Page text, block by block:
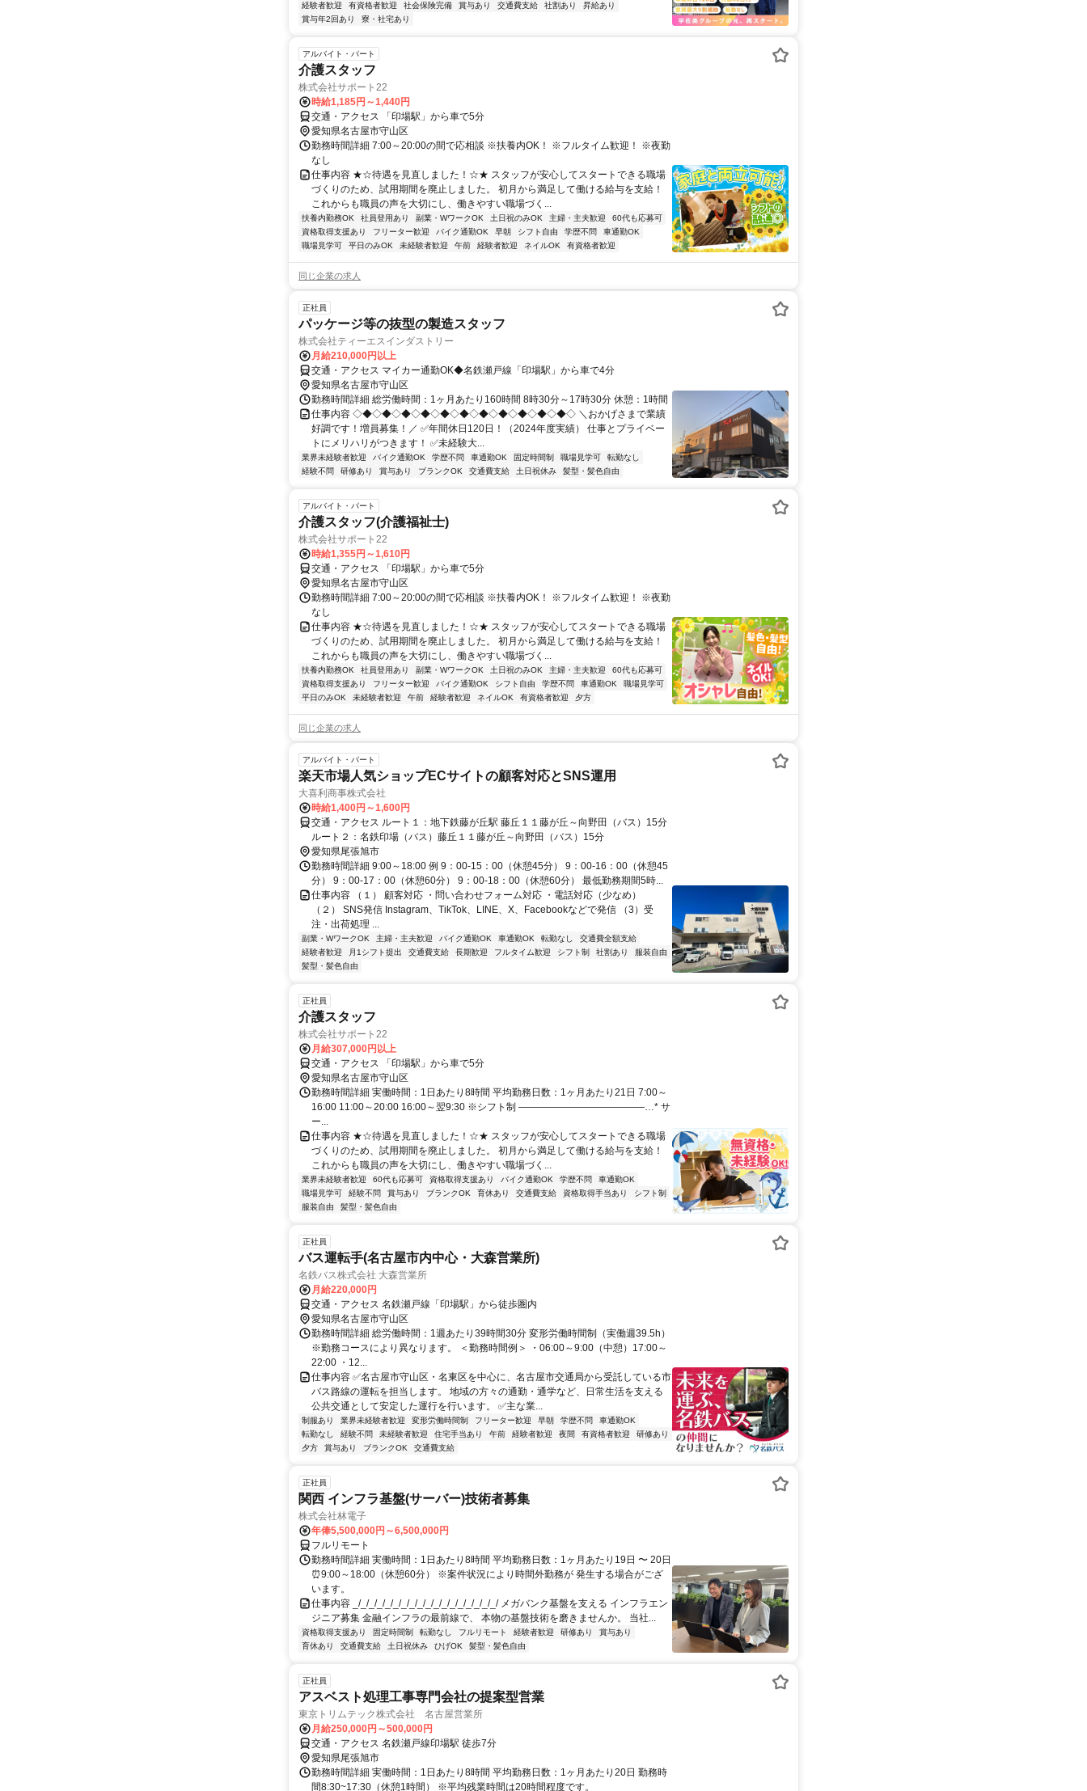
経験者歓迎
有資格者歓迎 社会保険完備 賞与あり 交通費支給 社割あり
昇給あり
賞与年2回あり
寮・社宅あり
アルバイト・パート
介護スタッフ
株式会社サポート22
時給1,185円～1,440円
交通・アクセス 「印場駅」から車で5分
愛知県名古屋市守山区
勤務時間詳細 7:00～20:00の間で応相談 ※扶養内OK！ ※フルタイム歓迎！ ※夜勤
なし
仕事内容 ★☆待遇を見直しました！☆★ スタッフが安心してスタートできる職場
づくりのため、試用期間を廃止しました。 初月から満足して働ける給与を支給！
これからも職員の声を大切にし、働きやすい職場づく...
扶養内勤務OK 社員登用あり 副業・WワークOK 土日祝のみOK 主婦・主夫歓迎
60代も応募可
資格取得支援あり
フリーター歓迎 バイク通勤OK 早朝 シフト自由 学歴不問
車通勤OK
職場見学可
平日のみOK 未経験者歓迎 午前 経験者歓迎 ネイルOK 有資格者歓迎
同じ企業の求人
正社員
パッケージ等の抜型の製造スタッフ
株式会社ティーエスインダストリー
月給210,000円以上
交通・アクセス マイカー通勤OK◆名鉄瀬戸線「印場駅」から車で4分
愛知県名古屋市守山区
勤務時間詳細 総労働時間：1ヶ月あたり160時間 8時30分～17時30分 休憩：1時間
仕事内容 ◇◆◇◆◇◆◇◆◇◆◇◆◇◆◇◆◇◆◇◆◇◆◇ ＼おかげさまで業績
好調です！増員募集！／ ✅年間休日120日！（2024年度実績） 仕事とプライベー
トにメリハリがつきます！ ✅未経験大...
業界未経験者歓迎 バイク通勤OK 学歴不問 車通勤OK 固定時間制 職場見学可
転勤なし
経験不問
研修あり 賞与あり ブランクOK 交通費支給 土日祝休み 髪型・髪色自由
アルバイト・パート
介護スタッフ(介護福祉士)
株式会社サポート22
時給1,355円～1,610円
交通・アクセス 「印場駅」から車で5分
愛知県名古屋市守山区
勤務時間詳細 7:00～20:00の間で応相談 ※扶養内OK！ ※フルタイム歓迎！ ※夜勤
なし
仕事内容 ★☆待遇を見直しました！☆★ スタッフが安心してスタートできる職場
づくりのため、試用期間を廃止しました。 初月から満足して働ける給与を支給！
これからも職員の声を大切にし、働きやすい職場づく...
扶養内勤務OK 社員登用あり 副業・WワークOK 土日祝のみOK 主婦・主夫歓迎
60代も応募可
資格取得支援あり
フリーター歓迎 バイク通勤OK シフト自由 学歴不問 車通勤OK
職場見学可
平日のみOK
未経験者歓迎 午前 経験者歓迎 ネイルOK 有資格者歓迎 夕方
同じ企業の求人
アルバイト・パート
楽天市場人気ショップECサイトの顧客対応とSNS運用
大喜利商事株式会社
時給1,400円～1,600円
交通・アクセス ルート１：地下鉄藤が丘駅 藤丘１１藤が丘～向野田（バス）15分
ルート２：名鉄印場（バス）藤丘１１藤が丘～向野田（バス）15分
愛知県尾張旭市
勤務時間詳細 9:00～18:00 例 9：00-15：00（休憩45分） 9：00-16：00（休憩45
分） 9：00-17：00（休憩60分） 9：00-18：00（休憩60分） 最低勤務期間5時...
仕事内容 （１） 顧客対応 ・問い合わせフォーム対応 ・電話対応（少なめ）
（２） SNS発信 Instagram、TikTok、LINE、X、Facebookなどで発信 （3）受
注・出荷処理 ...
副業・WワークOK 主婦・主夫歓迎 バイク通勤OK 車通勤OK 転勤なし
交通費全額支給
経験者歓迎
月1シフト提出 交通費支給 長期歓迎 フルタイム歓迎 シフト制 社割あり
服装自由
髪型・髪色自由
正社員
介護スタッフ
株式会社サポート22
月給307,000円以上
交通・アクセス 「印場駅」から車で5分
愛知県名古屋市守山区
勤務時間詳細 実働時間：1日あたり8時間 平均勤務日数：1ヶ月あたり21日 7:00～
16:00 11:00～20:00 16:00～翌9:30 ※シフト制 ―――――――――――――…* サ
ー...
仕事内容 ★☆待遇を見直しました！☆★ スタッフが安心してスタートできる職場
づくりのため、試用期間を廃止しました。 初月から満足して働ける給与を支給！
これからも職員の声を大切にし、働きやすい職場づく...
業界未経験者歓迎 60代も応募可 資格取得支援あり バイク通勤OK 学歴不問
車通勤OK
職場見学可
経験不問 賞与あり ブランクOK 育休あり 交通費支給 資格取得手当あり
シフト制
服装自由
髪型・髪色自由
正社員
バス運転手(名古屋市内中心・大森営業所)
名鉄バス株式会社 大森営業所
月給220,000円
交通・アクセス 名鉄瀬戸線「印場駅」から徒歩圏内
愛知県名古屋市守山区
勤務時間詳細 総労働時間：1週あたり39時間30分 変形労働時間制（実働週39.5h）
※勤務コースにより異なります。 ＜勤務時間例＞ ・06:00～9:00（中憩）17:00～
22:00 ・12...
仕事内容 ✅名古屋市守山区・名東区を中心に、名古屋市交通局から受託している市
バス路線の運転を担当します。 地域の方々の通勤・通学など、日常生活を支える
公共交通として安定した運行を行います。 ✅主な業...
制服あり 業界未経験者歓迎 変形労働時間制 フリーター歓迎 早朝 学歴不問
車通勤OK
転勤なし
経験不問 未経験者歓迎 住宅手当あり 午前 経験者歓迎 夜間 有資格者歓迎
研修あり
夕方
賞与あり ブランクOK 交通費支給
正社員
関西 インフラ基盤(サーバー)技術者募集
株式会社林電子
年俸5,500,000円～6,500,000円
フルリモート
勤務時間詳細 実働時間：1日あたり8時間 平均勤務日数：1ヶ月あたり19日 〜 20日
⏰9:00～18:00（休憩60分） ※案件状況により時間外勤務が 発生する場合がござ
います。
仕事内容 _/_/_/_/_/_/_/_/_/_/_/_/_/_/_/_/_/_/ メガバンク基盤を支える インフラエン
ジニア募集 金融インフラの最前線で、 本物の基盤技術を磨きませんか。 当社...
資格取得支援あり 固定時間制 転勤なし フルリモート 経験者歓迎 研修あり
賞与あり
育休あり
交通費支給 土日祝休み ひげOK 髪型・髪色自由
正社員
アスベスト処理工事専門会社の提案型営業
東京トリムテック株式会社 名古屋営業所
月給250,000円～500,000円
交通・アクセス 名鉄瀬戸線印場駅 徒歩7分
愛知県尾張旭市
勤務時間詳細 実働時間：1日あたり8時間 平均勤務日数：1ヶ月あたり20日 勤務時
間8:30~17:30（休憩1時間） ※平均残業時間は20時間程度です。